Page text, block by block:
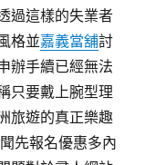
過這樣的失業者
格並嘉義當舖討
辦手續已經無法
只要戴上腕型理
旅遊的真正樂趣
先報名優惠多內